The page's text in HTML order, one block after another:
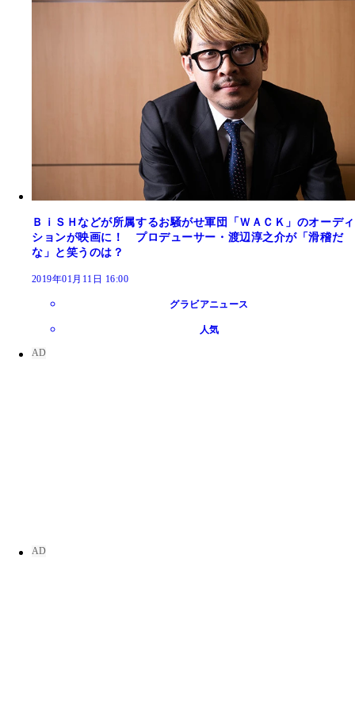
ＢｉＳＨなどが所属するお騒がせ軍団「ＷＡＣＫ」のオーディ
ションが映画に！ プロデューサー・渡辺淳之介が「滑稽だ
な」と笑うのは？
2019年01月11日 16:00
グラビアニュース
人気